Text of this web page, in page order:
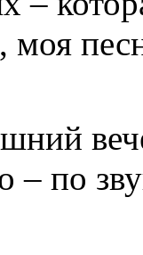
моя
– по